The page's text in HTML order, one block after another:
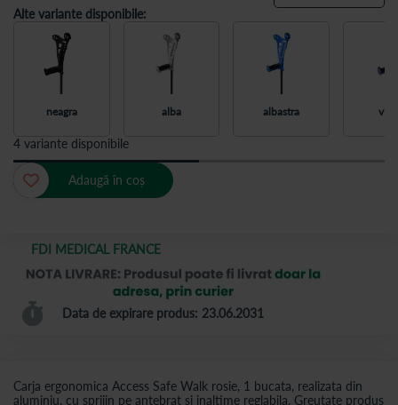
FDI MEDICAL FRANCE
Data de expirare produs: 23.06.2031
Carja ergonomica Access Safe Walk rosie, 1 bucata, realizata din
aluminiu, cu sprijin pe antebrat si inaltime reglabila. Greutate produs
Alte variante disponibile:
neagra alba albastra
4 variante disponibile
Adaugă în coș